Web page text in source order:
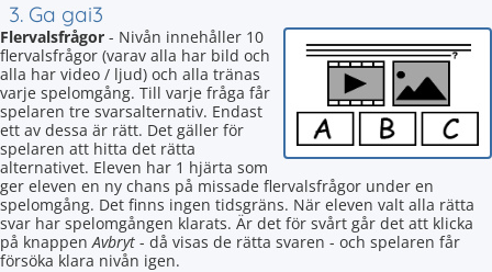
3. Ga gai3
Flervalsfrågor - Nivån innehåller 10
flervalsfrågor (varav alla har bild och
alla har video / ljud) och alla tränas
varje spelomgång. Till varje fråga får
spelaren tre svarsalternativ. Endast
ett av dessa är rätt. Det gäller för
spelaren att hitta det rätta
alternativet. Eleven har 1 hjärta som
ger eleven en ny chans på missade flervalsfrågor under en
spelomgång. Det finns ingen tidsgräns. När eleven valt alla rätta
svar har spelomgången klarats. Är det för svårt går det att klicka
på knappenAvbryt - då visas de rätta svaren - och spelaren får
försöka klara nivån igen.